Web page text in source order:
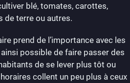
blé, tomates, carottes,
de terre ou autres.
prend de l’importance avec les
possible de faire passer des
de se lever plus tôt ou
collent un peu plus à ceux